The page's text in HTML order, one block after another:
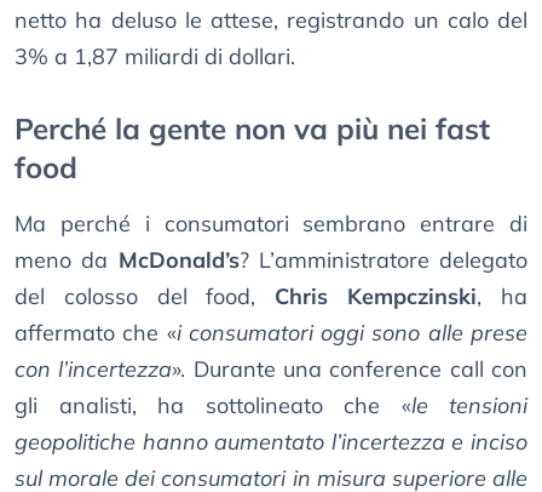
netto ha deluso le attese, registrando un calo del
3% a 1,87 miliardi di dollari.
Perché la gente non va più nei fast
food
Ma perché i consumatori sembrano entrare di
meno da McDonald’s? L’amministratore delegato
del colosso del food, Chris Kempczinski, ha
affermato che «i consumatori oggi sono alle prese
con l’incertezza». Durante una conference call con
gli analisti, ha sottolineato che «le tensioni
geopolitiche hanno aumentato l’incertezza e inciso
sul morale dei consumatori in misura superiore alle